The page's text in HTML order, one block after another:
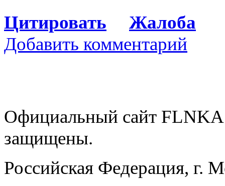
Цитировать
Жалоба
Добавить комментарий
Официальный сайт
защищены.
Российская Федерация, г.